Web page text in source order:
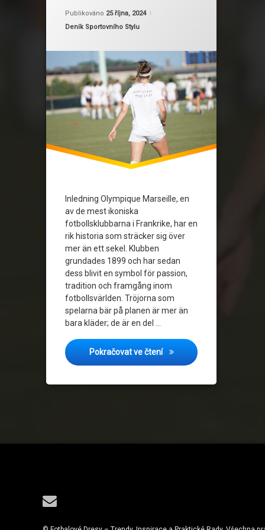
Publikováno 25 října, 2024
Kategorie:
Deník Sportovního Stylu
Inledning Olympique Marseille, en
av de mest ikoniska
fotbollsklubbarna i Frankrike, har en
rik historia som sträcker sig över
mer än ett sekel. Klubben
grundades 1899 och har sedan
dess blivit en symbol för passion,
tradition och framgång inom
fotbollsvärlden. Tröjorna som
spelarna bär på planen är mer än
bara kläder; de är en del …
Pokračovat ve čteníFanfavoriter: De Bästa
Historisk översikt
Olympique Marseille
Tröjor som samlarobjekt
E-mail